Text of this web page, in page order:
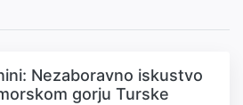
Nezaboravno iskustvo
gorju Turske